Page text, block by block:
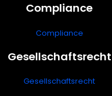
Compliance
Compliance
Gesellschaftsrecht
Gesellschaftsrecht